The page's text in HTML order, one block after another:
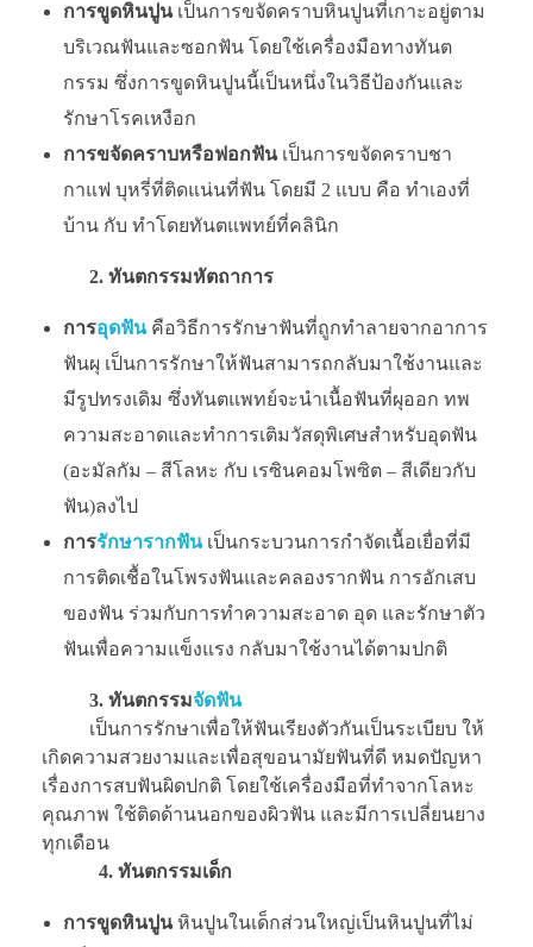
การขูดหินปูนเป็นการขจัดคราบหินปูนที่เกาะอยู่ตาม
บริเวณฟันและซอกฟัน โดยใช้เครื่องมือทางทันต
กรรม ซึ่งการขูดหินปูนนี้เป็นหนึ่งในวิธีป้องกันและ
รักษาโรคเหงือก
การขจัดคราบหรือฟอกฟันเป็นการขจัดคราบชา
กาแฟ บุหรี่ที่ติดแน่นที่ฟัน โดยมี 2 แบบ คือ ทำเองที่
บ้าน กับ ทำโดยทันตแพทย์ที่คลินิก
2. ทันตกรรมหัตถาการ
การอุดฟัน คือวิธีการรักษาฟันที่ถูกทำลายจากอาการ
ฟันผุ เป็นการรักษาให้ฟันสามารถกลับมาใช้งานและ
มีรูปทรงเดิม ซึ่งทันตแพทย์จะนำเนื้อฟันที่ผุออก ทพ
ความสะอาดและทำการเติมวัสดุพิเศษสำหรับอุดฟัน
(อะมัลกัม – สีโลหะ กับ เรซินคอมโพซิต – สีเดียวกับ
ฟัน)ลงไป
การรักษารากฟัน เป็นกระบวนการกำจัดเนื้อเยื่อที่มี
การติดเชื้อในโพรงฟันและคลองรากฟัน การอักเสบ
ของฟัน ร่วมกับการทำความสะอาด อุด และรักษาตัว
ฟันเพื่อความแข็งแรง กลับมาใช้งานได้ตามปกติ
3. ทันตกรรมจัดฟัน
เป็นการรักษาเพื่อให้ฟันเรียงตัวกันเป็นระเบียบ ให้
เกิดความสวยงามและเพื่อสุขอนามัยฟันที่ดี หมดปัญหา
เรื่องการสบฟันผิดปกติ โดยใช้เครื่องมือที่ทำจากโลหะ
คุณภาพ ใช้ติดด้านนอกของผิวฟัน และมีการเปลี่ยนยาง
ทุกเดือน
4. ทันตกรรมเด็ก
การขูดหินปูนหินปูนในเด็กส่วนใหญ่เป็นหินปูนที่ไม่